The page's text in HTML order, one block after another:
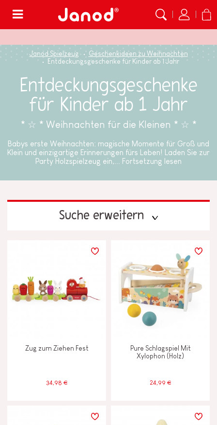
Janod Spielzeug
Geschenkideen zu Weihnachten
Entdeckungsgeschenke für Kinder ab 1 Jahr
Entdeckungsgeschenke
für Kinder ab 1 Jahr
* ☆ * Weihnachten für die Kleinen * ☆ *
Babys erste Weihnachten: magische Momente für Groß und
Klein und einzigartige Erinnerungen fürs Leben! Laden Sie zur
Party Holzspielzeug ein,...
Fortsetzung lesen
Suche erweitern
Anfassen, sehen und hören
Ausdenken, erfinden und erschaffen
Entdecken und ausprobieren
Gehen, laufen und sich bewegen
Zug zum Ziehen Fest
34,98 €
Pure Schlagspiel Mit
Xylophon (Holz)
24,99 €